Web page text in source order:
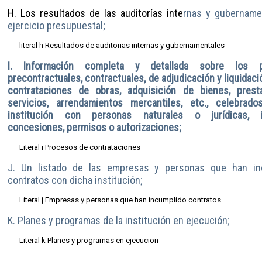
H. Los resultados de las auditorías internas y
ejercicio presupuestal;
literal h Resultados de auditorias internas y gubernamentales
I. Información completa y detallada sobre los
precontractuales, contractuales, de adjudicación y
contrataciones de obras, adquisición de bienes,
servicios, arrendamientos mercantiles, etc.,
institución con personas naturales o jurídicas,
concesiones, permisos o autorizaciones;
Literal i Procesos de contrataciones
J. Un listado de las empresas y personas que han
contratos con dicha institución;
Literal j Empresas y personas que han incumplido contratos
K. Planes y programas de la institución en ejecución;
Literal k Planes y programas en ejecucion